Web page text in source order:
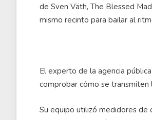
de Sven Väth, The Blessed
mismo recinto para bailar al
El experto de la agencia
comprobar cómo se transmiten
Su equipo utilizó medidores de